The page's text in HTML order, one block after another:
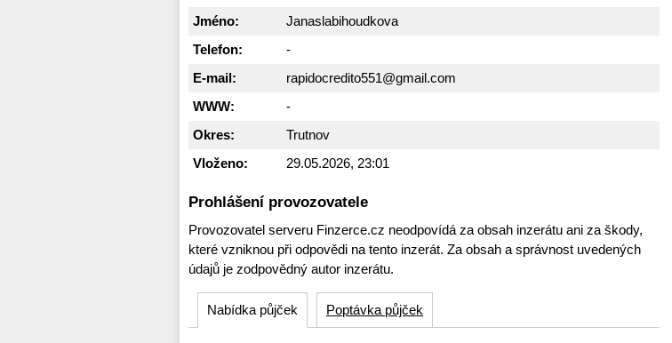
Jméno:
Janaslabihoudkova
Telefon:
-
E-mail:
rapidocredito551@gmail.com
WWW:
-
Okres:
Trutnov
Vloženo:
29.05.2026, 23:01
Prohlášení provozovatele
Provozovatel serveru Finzerce.cz neodpovídá za obsah inzerátu ani za škody,
které vzniknou při odpovědi na tento inzerát. Za obsah a správnost uvedených
údajů je zodpovědný autor inzerátu.
Nabídka půjček Poptávka půjček